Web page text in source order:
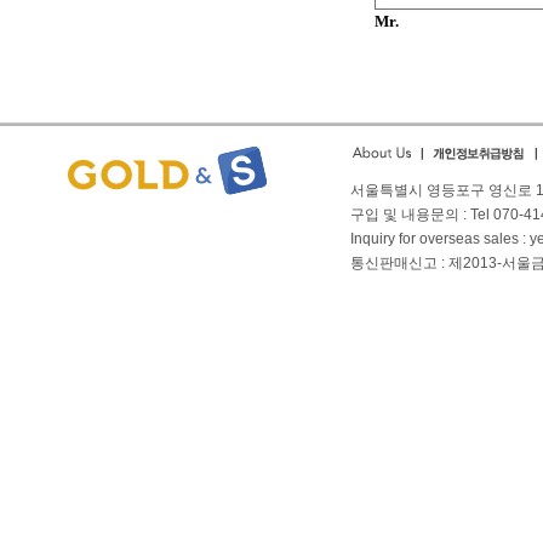
Mr.
서울특별시 영등포구 영신로
구입 및 내용문의 : Tel 070-
Inquiry for overseas sales :
통신판매신고 : 제2013-서울